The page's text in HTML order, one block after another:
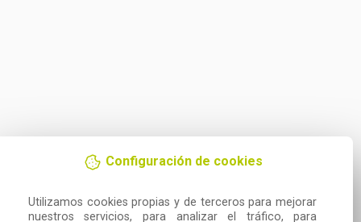
Configuración de cookies
Utilizamos cookies propias y de terceros para mejorar
nuestros servicios, para analizar el tráfico, para